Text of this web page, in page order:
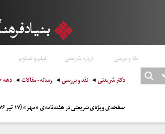
نقد و بررسی درباره شریعتی فیلم و تصاویر
دکتر شریعتی نقد و بررسی رسانه - مقالات دهه ۷۰
صفحه‌ی ویژه‌ی شریعتی در هفته‌نامه‌ی «مهر» (۱۷ تیر ۱۳۷۶)